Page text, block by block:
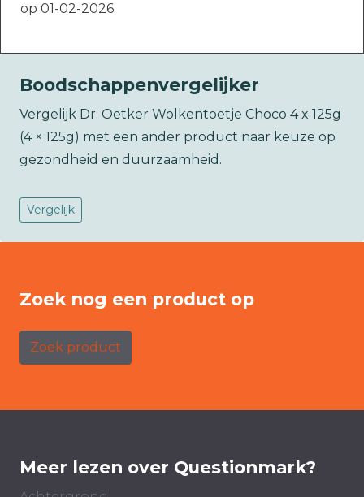
op 01-02-2026.
Boodschappenvergelijker
Vergelijk Dr. Oetker Wolkentoetje Choco 4 x 125g
(4 × 125g) met een ander product naar keuze op
gezondheid en duurzaamheid.
Vergelijk
Zoek nog een product op
Zoek product
Meer lezen over Questionmark?